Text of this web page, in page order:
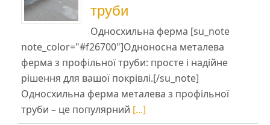
труби
Односхильна ферма [su_note
note_color="#f26700"]Одноносна металева
ферма з профільної труби: просте і надійне
рішення для вашої покрівлі.[/su_note]
Односхильна ферма металева з профільної
труби – це популярний [...]